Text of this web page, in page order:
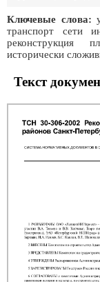
Ключевые слова:
транспорт сети
реконструкция
исторически
Текст